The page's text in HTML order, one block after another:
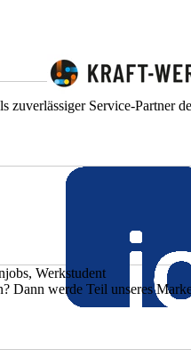
zuverlässiger Service-Partner
Werkstudent
werde Teil unseres